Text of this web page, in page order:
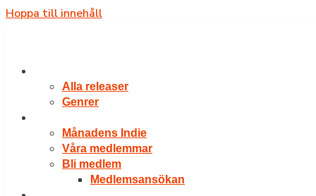
Hoppa till innehåll
Alla releaser
Genrer
Månadens Indie
Våra medlemmar
Bli medlem
Medlemsansökan